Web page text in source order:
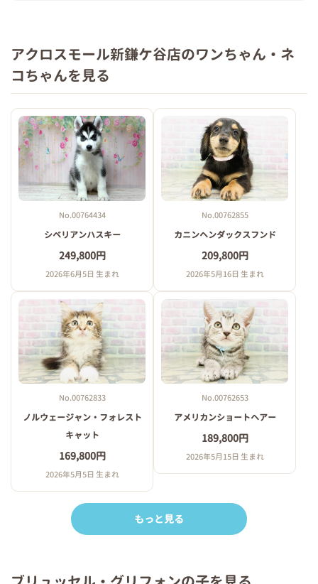
アクロスモール新鎌ケ谷店のワンちゃん・ネ
コちゃんを見る
No.00764434
シベリアンハスキー
249,800円
2026年6月5日 生まれ
No.00762855
カニンヘンダックスフンド
209,800円
2026年5月16日 生まれ
No.00762833
ノルウェージャン・フォレスト
キャット
169,800円
2026年5月5日 生まれ
No.00762653
アメリカンショートヘアー
189,800円
2026年5月15日 生まれ
もっと見る